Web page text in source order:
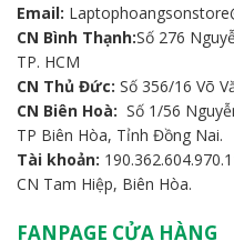
Email:
CN Bình Thạnh:Số 276
TP. HCM
CN Thủ Đức: Số 356/16 Võ
CN Biên Hoà: Số 1/56
TP Biên Hòa, Tỉnh Đồng Nai.
Tài khoản:
CN Tam Hiệp, Biên Hòa.
FANPAGE CỬA HÀNG